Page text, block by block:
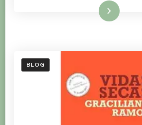
Ler mais
BLOG